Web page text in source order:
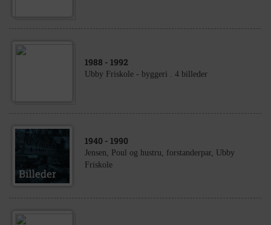
1988 - 1992
Ubby Friskole - byggeri . 4 billeder
1940 - 1990
Jensen, Poul og hustru, forstanderpar, Ubby
Friskole